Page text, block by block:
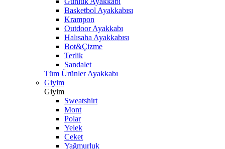
Basketbol Ayakkabısı
Krampon
Outdoor Ayakkabı
Halısaha Ayakkabısı
Bot&Çizme
Terlik
Sandalet
Tüm Ürünler Ayakkabı
Giyim
Giyim
Sweatshirt
Mont
Polar
Yelek
Ceket
Yağmurluk